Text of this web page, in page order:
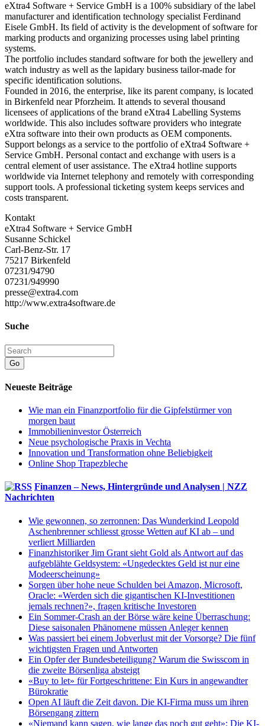
eXtra4 Software + Service GmbH is a 100% subsidiary of the label
manufacturer and identification technology specialist Ferdinand
Eisele GmbH. Its field of activity is the development of software for
marking products and organizing processes using label printing
systems.
The portfolio includes standard software for both the jewellery and
watch industry as well as the lapidary business tailor-made for
specific identification solutions.
Founded in 2016, the enterprise, like its parent company, is located
in Birkenfeld near Pforzheim. It attends to several thousand
licensees of applications of the brand eXtra4 Labelling Systems
worldwide. This also includes software providers who integrate
eXtra software into their own products as OEM components.
Support belongs as a service to the portfolio of eXtra4 Software +
Service GmbH. Personal contact and exchange with users is a
central element of user assistance. The eXtra4 hotline supports
worldwide via Internet telephony and remotely with corresponding
support tools. A professional ticketing system keeps services and
costs transparent.
Kontakt
eXtra4 Software + Service GmbH
Susanne Schickel
Carl-Benz-Str. 17
75217 Birkenfeld
07231/94790
07231/949990
presse@extra4.com
http://www.extra4software.de
Suche
Go
Neueste Beiträge
Wie man ein Finanzportfolio für die Gipfelstürmer von
morgen baut
Immobilieninvestor Österreich
Neue psychologische Praxis in Vechta
Innovation und Transformation ohne Beliebigkeit
Online Shop Trapezbleche
Finanzen – News, Hintergründe und Analysen | NZZ
Nachrichten
Wie gewonnen, so zerronnen: Das Wunderkind Leopold
Aschenbrenner schliesst grosse Wetten auf KI ab – und
verliert Milliarden
Finanzhistoriker Jim Grant sieht Gold als Antwort auf das
aufgeblähte Geldsystem: «Ungedecktes Geld ist nur eine
Modeerscheinung»
Sorgen über hohe neue Schulden bei Amazon, Microsoft,
Oracle: «Werden sich die gigantischen KI-Investitionen
jemals rechnen?», fragen kritische Investoren
Ein Sommer-Crash an der Börse wäre keine Überraschung:
Diese saisonalen Phänomene müssen Anleger kennen
Was passiert bei einem Jobverlust mit der Vorsorge? Die fünf
wichtigsten Fragen und Antworten
Ein Opfer der Bundesbeteiligung? Warum die Swisscom in
die zweite Börsenliga absteigt
«Buy to let» für Fortgeschrittene: Ein Kurs in angewandter
Bürokratie
Open AI läuft die Zeit davon. Die KI-Firma muss um ihren
Börsengang zittern
«Niemand kann sagen, wie lange das noch gut geht»: Die KI-